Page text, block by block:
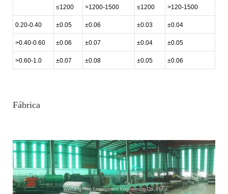
≤1200 >1200-1500 ≤1200 >120-1500
0.20-0.40 ±0.05 ±0.06 ±0.03 ±0.04
>0.40-0.60 ±0.06 ±0.07 ±0.04 ±0.05
>0.60-1.0 ±0.07 ±0.08 ±0.05 ±0.06
Fábrica